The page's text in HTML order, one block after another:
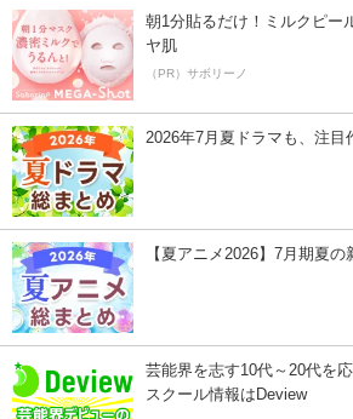
朝1分貼るだけ！ミルクピー
ヤ肌
（PR）サボリーノ
2026年7月夏ドラマも、注目
【夏アニメ2026】7月期夏
芸能界を志す10代～20代を
スクール情報はDeview